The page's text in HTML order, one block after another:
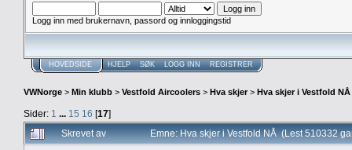
Logg inn med brukernavn, passord og innloggingstid
HOVEDSIDE HJELP SØK LOGG INN REGISTRER
VWNorge > Min klubb > Vestfold Aircoolers > Hva skjer> Hva skjer i Vestfold NÅ
Sider: 1 ... 15 16 [17]
Skrevet av
Emne: Hva skjer i Vestfold NÅ (Lest 510332